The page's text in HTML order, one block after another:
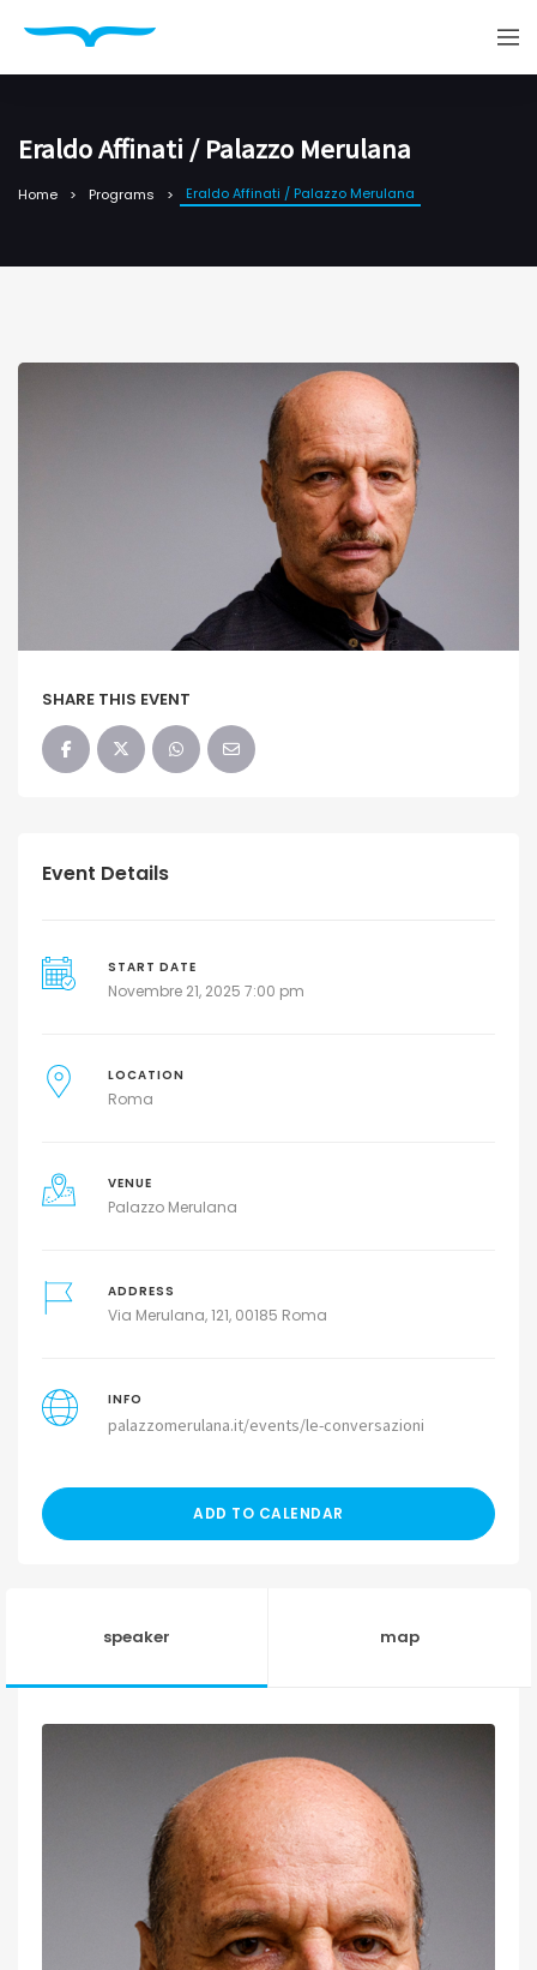
Eraldo Affinati / Palazzo Merulana
Home Programs Eraldo Affinati / Palazzo Merulana
SHARE THIS EVENT
Event Details
START DATE
Novembre 21, 2025 7:00 pm
LOCATION
Roma
VENUE
Palazzo Merulana
ADDRESS
Via Merulana, 121, 00185 Roma
INFO
palazzomerulana.it/events/le-conversazioni
ADD TO CALENDAR
speaker map